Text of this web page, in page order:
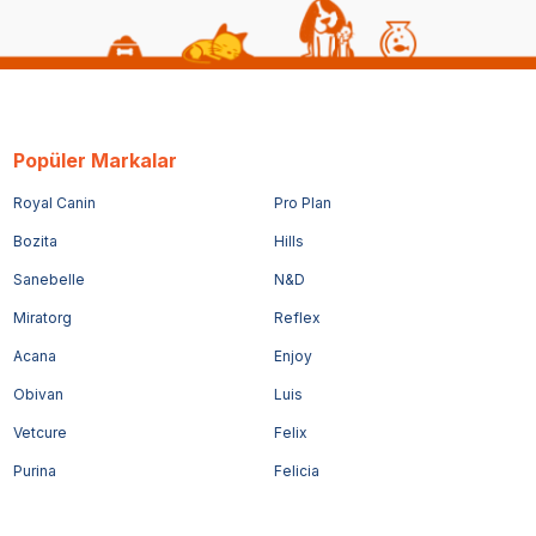
Popüler Markalar
Royal Canin Pro Plan
Bozita Hills
Sanebelle N&D
Miratorg Reflex
Acana Enjoy
Obivan Luis
Vetcure Felix
Purina Felicia